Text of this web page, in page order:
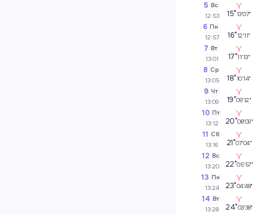
5 Вс
12:53
15°13'07"
6 Пн
12:57
16°12'11"
7 Вт
13:01
17°11'13"
8 Ср
13:05
18°10'14"
9 Чт
13:09
19°09'12"
10 Пт
13:12
20°08'09"
11 Сб
13:16
21°07'04"
12 Вс
13:20
22°05'57"
13 Пн
13:24
23°04'48"
14 Вт
13:28
24°03'38"